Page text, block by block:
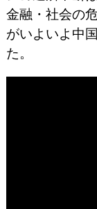
金融・社会の
がいよいよ中
た。